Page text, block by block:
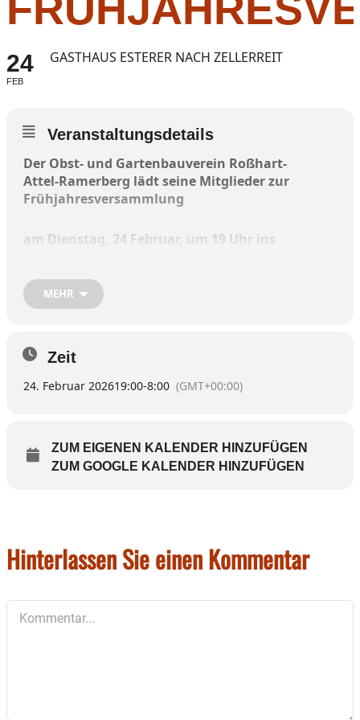
24
FEB
GASTHAUS ESTERER NACH ZELLERREIT
Veranstaltungsdetails
Der Obst- und Gartenbauverein Roßhart-
Attel-Ramerberg lädt seine Mitglieder zur
Frühjahresversammlung
am Dienstag, 24 Februar, um 19 Uhr ins
ein.
Jahresrückblick, dokumentiert durch
Abends ist der Europameister im Vogelstimmen
den Zuhörern die heimischen Singvögel und
deren Gesang näher.
MEHR
Zeit
24. Februar 202619:00-8:00 (GMT+00:00)
ZUM EIGENEN KALENDER HINZUFÜGEN
ZUM GOOGLE KALENDER HINZUFÜGEN
Hinterlassen Sie einen Kommentar